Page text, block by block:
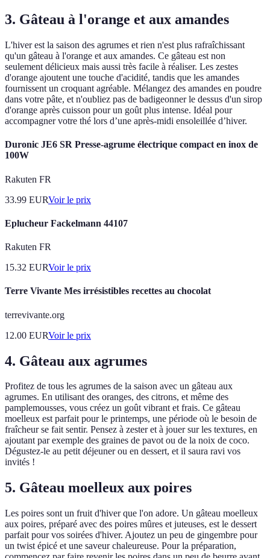
3. Gâteau à l'orange et aux amandes
L'hiver est la saison des agrumes et rien n'est plus rafraîchissant
qu'un gâteau à l'orange et aux amandes. Ce gâteau est non
seulement délicieux mais aussi très facile à réaliser. Les zestes
d'orange ajoutent une touche d'acidité, tandis que les amandes
fournissent un croquant agréable. Mélangez des amandes en poudre
dans votre pâte, et n'oubliez pas de badigeonner le dessus d'un sirop
d'orange après cuisson pour un goût plus intense. Idéal pour
accompagner votre thé lors d’une après-midi ensoleillée d’hiver.
Duronic JE6 SR Presse-agrume électrique compact en inox de
100W
Rakuten FR
33.99 EURVoir le prix
Eplucheur Fackelmann 44107
Rakuten FR
15.32 EURVoir le prix
Terre Vivante Mes irrésistibles recettes au chocolat
terrevivante.org
12.00 EURVoir le prix
4. Gâteau aux agrumes
Profitez de tous les agrumes de la saison avec un gâteau aux
agrumes. En utilisant des oranges, des citrons, et même des
pamplemousses, vous créez un goût vibrant et frais. Ce gâteau
moelleux est parfait pour le printemps, une période où le besoin de
fraîcheur se fait sentir. Pensez à zester et à jouer sur les textures, en
ajoutant par exemple des graines de pavot ou de la noix de coco.
Dégustez-le au petit déjeuner ou en dessert, et il saura ravi vos
invités !
5. Gâteau moelleux aux poires
Les poires sont un fruit d'hiver que l'on adore. Un gâteau moelleux
aux poires, préparé avec des poires mûres et juteuses, est le dessert
parfait pour vos soirées d'hiver. Ajoutez un peu de gingembre pour
un twist épicé et une saveur chaleureuse. Pour la préparation,